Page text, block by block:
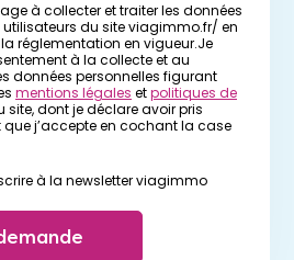
à collecter et traiter les données
utilisateurs du site viagimmo.fr/ en
réglementation en vigueur.Je
à la collecte et au
données personnelles figurant
mentions légales etpolitiques de
site, dont je déclare avoir pris
j’accepte en cochant la case
à la newsletter viagimmo